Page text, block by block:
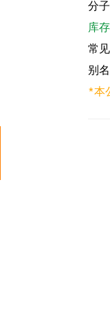
分
库
常
别
*本